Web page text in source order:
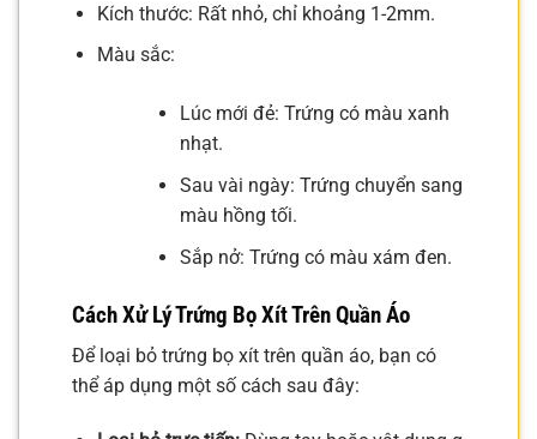
Kích thước: Rất nhỏ, chỉ khoảng 1-2mm.
Màu sắc:
Lúc mới đẻ: Trứng có màu xanh
nhạt.
Sau vài ngày: Trứng chuyển sang
màu hồng tối.
Sắp nở: Trứng có màu xám đen.
Cách Xử Lý Trứng Bọ Xít Trên Quần Áo
Để loại bỏ trứng bọ xít trên quần áo, bạn có
thể áp dụng một số cách sau đây: